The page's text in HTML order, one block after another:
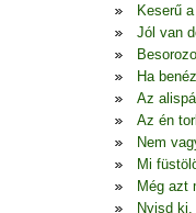
Keserű
Jól van
Ha
Az
Az én
Nem
Mi
Még azt
Nyisd